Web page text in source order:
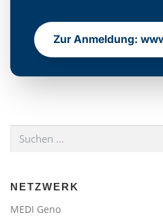
Zur Anmeldung:
nach:
NETZWERK
MEDI Geno